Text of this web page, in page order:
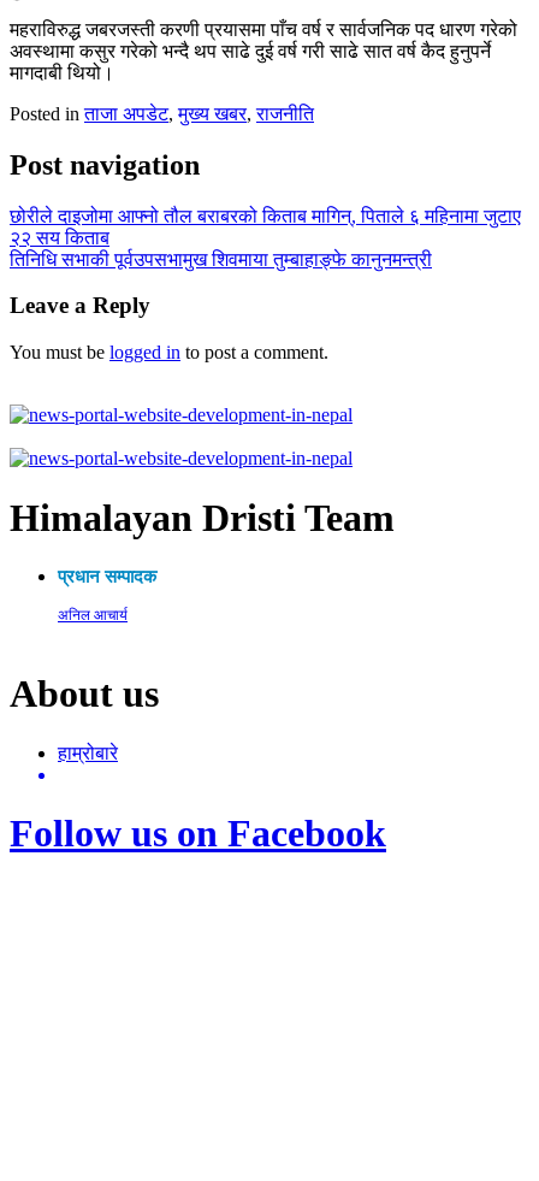
महराविरुद्ध जबरजस्ती करणी प्रयासमा पाँच वर्ष र सार्वजनिक पद धारण गरेको
अवस्थामा कसुर गरेको भन्दै थप साढे दुई वर्ष गरी साढे सात वर्ष कैद हुनुपर्ने
मागदाबी थियो।
Posted inताजा अपडेट,मुख्य खबर,राजनीति
Post navigation
छोरीले दाइजोमा आफ्नो तौल बराबरको किताब मागिन्, पिताले ६ महिनामा जुटाए
२२ सय किताब
तिनिधि सभाकी पूर्वउपसभामुख शिवमाया तुम्बाहाङ्फे कानुनमन्त्री
Leave a Reply
You must be logged in to post a comment.
Himalayan Dristi Team
प्रधान सम्पादक
अनिल आचार्य
About us
हाम्रोबारे
Follow us on Facebook